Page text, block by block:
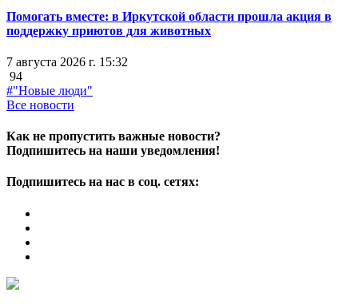
Помогать вместе: в Иркутской области прошла акция в
поддержку приютов для животных
7 августа 2026 г. 15:32
94
#"Новые люди"
Все новости
Как не пропустить важные новости?
Подпишитесь на наши уведомления!
Подпишитесь на нас в соц. сетях: